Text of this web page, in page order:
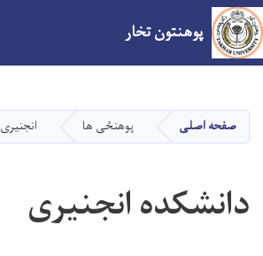
main
content
پوهنتون تخار
صفحه اصلی پوهنځی ها انجنیری
دانشکده انجنیری